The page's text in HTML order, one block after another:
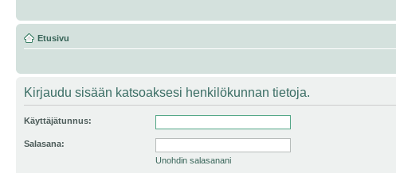
Etusivu
Kirjaudu sisään katsoaksesi henkilökunnan tietoja.
Käyttäjätunnus:
Salasana:
Unohdin salasanani